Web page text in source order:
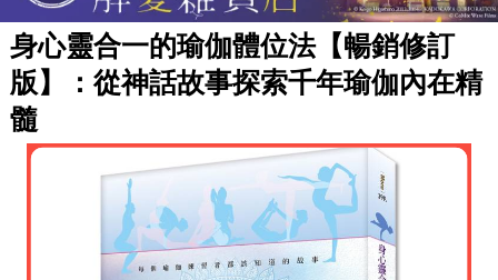
身心靈合一的瑜伽體位法【暢銷修訂
版】：從神話故事探索千年瑜伽內在精
髓